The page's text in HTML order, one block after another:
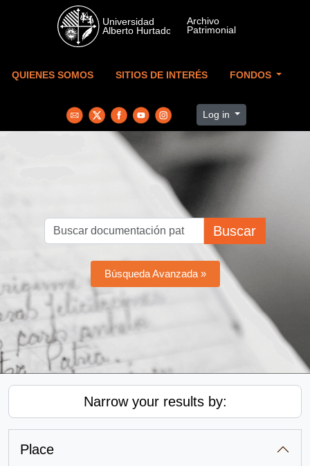
Skip to main content
QUIENES SOMOS SITIOS DE INTERÉS FONDOS
Log in
Buscar
Búsqueda Avanzada »
Narrow your results by:
Place